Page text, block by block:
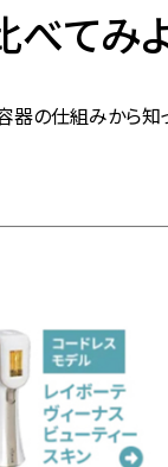
てみ
の仕組みから知っ